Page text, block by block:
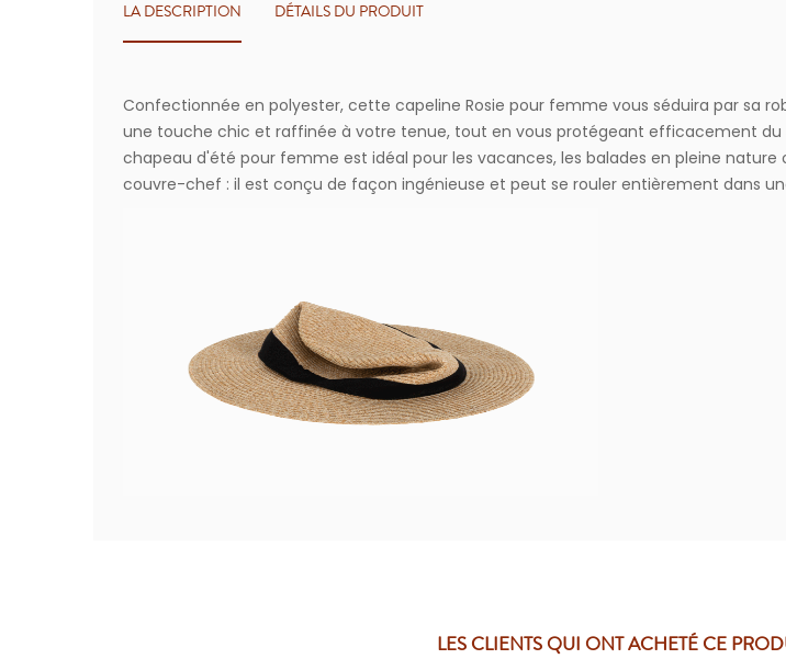
LA DESCRIPTION DÉTAILS DU PRODUIT
Confectionnée en polyester, cette capeline Rosie pour femme vous séduira par sa
une touche chic et raffinée à votre tenue, tout en vous protégeant efficacement du
chapeau d'été pour femme est idéal pour les vacances, les balades en pleine
couvre-chef : il est conçu de façon ingénieuse et peut se rouler entièrement dans
LES CLIENTS QUI ONT ACHETÉ CE